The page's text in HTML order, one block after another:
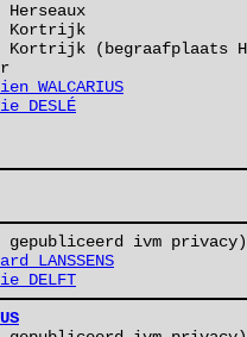
Kortrijk
Kortrijk (begraafplaats
WALCARIUS
DESLÉ
gepubliceerd ivm privacy)
LANSSENS
DELFT